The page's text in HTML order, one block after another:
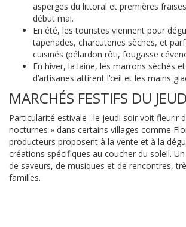
asperges du littoral et premières
début mai.
En été, les touristes viennent pour
tapenades, charcuteries sèches, et
cuisinés (pélardon rôti, fougasse
En hiver, la laine, les marrons séchés
d’artisanes attirent l’œil et les mains
MARCHÉS FESTIFS DU
Particularité estivale : le jeudi soir voit fleurir
nocturnes » dans certains villages comme
producteurs proposent à la vente et à la
créations spécifiques au coucher du soleil.
de saveurs, de musiques et de rencontres,
familles.